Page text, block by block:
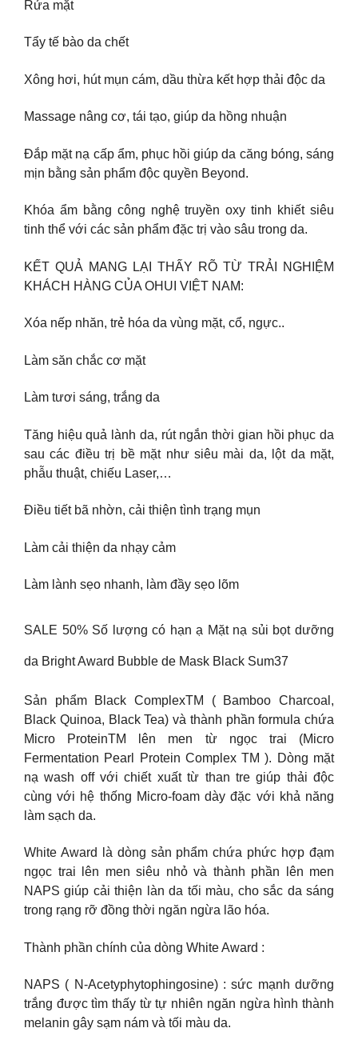
Rửa mặt
Tẩy tế bào da chết
Xông hơi, hút mụn cám, dầu thừa kết hợp thải độc da
Massage nâng cơ, tái tạo, giúp da hồng nhuận
Đắp mặt nạ cấp ẩm, phục hồi giúp da căng bóng, sáng
mịn bằng sản phẩm độc quyền Beyond.
Khóa ẩm bằng công nghệ truyền oxy tinh khiết siêu
tinh thể với các sản phẩm đặc trị vào sâu trong da.
KẾT QUẢ MANG LẠI THẤY RÕ TỪ TRẢI NGHIỆM
KHÁCH HÀNG CỦA OHUI VIỆT NAM:
Xóa nếp nhăn, trẻ hóa da vùng mặt, cổ, ngực..
Làm săn chắc cơ mặt
Làm tươi sáng, trắng da
Tăng hiệu quả lành da, rút ngắn thời gian hồi phục da
sau các điều trị bề mặt như siêu mài da, lột da mặt,
phẫu thuật, chiếu Laser,…
Điều tiết bã nhờn, cải thiện tình trạng mụn
Làm cải thiện da nhạy cảm
Làm lành sẹo nhanh, làm đầy sẹo lõm
SALE 50% Số lượng có hạn ạ Mặt nạ sủi bọt dưỡng
da Bright Award Bubble de Mask Black Sum37
Sản phẩm Black ComplexTM ( Bamboo Charcoal,
Black Quinoa, Black Tea) và thành phần formula chứa
Micro ProteinTM lên men từ ngọc trai (Micro
Fermentation Pearl Protein Complex TM ). Dòng mặt
nạ wash off với chiết xuất từ than tre giúp thải độc
cùng với hệ thống Micro-foam dày đặc với khả năng
làm sạch da.
White Award là dòng sản phẩm chứa phức hợp đạm
ngọc trai lên men siêu nhỏ và thành phần lên men
NAPS giúp cải thiện làn da tối màu, cho sắc da sáng
trong rạng rỡ đồng thời ngăn ngừa lão hóa.
Thành phần chính của dòng White Award :
NAPS ( N-Acetyphytophingosine) : sức mạnh dưỡng
trắng được tìm thấy từ tự nhiên ngăn ngừa hình thành
melanin gây sạm nám và tối màu da.